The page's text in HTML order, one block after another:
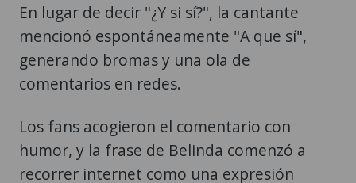
En lugar de decir "¿Y si sí?", la cantante
mencionó espontáneamente "A que sí",
generando bromas y una ola de
comentarios en redes.
Los fans acogieron el comentario con
humor, y la frase de Belinda comenzó a
recorrer internet como una expresión